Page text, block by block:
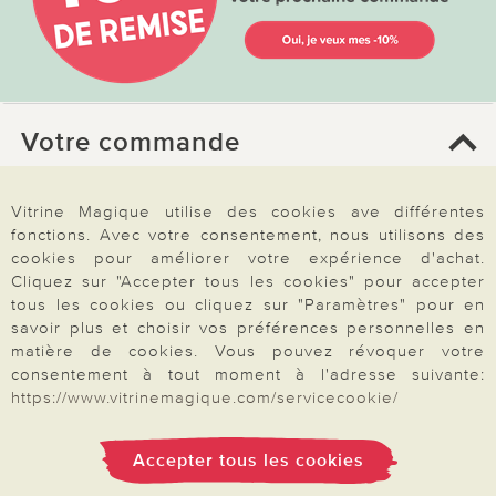
Votre commande
FAQ
Mon compte
Inscription Newsletter
Demande de catalogue
Données personnelles
Droit de rétractation
Vitrine Magique utilise des cookies ave différentes
fonctions. Avec votre consentement, nous utilisons des
cookies pour améliorer votre expérience d'achat.
Cliquez sur "Accepter tous les cookies" pour accepter
tous les cookies ou cliquez sur "Paramètres" pour en
savoir plus et choisir vos préférences personnelles en
matière de cookies. Vous pouvez révoquer votre
consentement à tout moment à l'adresse suivante:
https://www.vitrinemagique.com/servicecookie/
Accepter tous les cookies